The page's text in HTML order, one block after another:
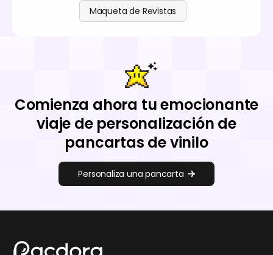
Maqueta de Revistas
Comienza ahora tu emocionante
viaje de personalización de
pancartas de vinilo
Personaliza una pancarta